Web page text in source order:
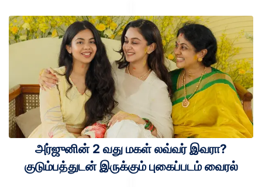
அர்ஜுனின் 2 வது மகள் லவ்வர் இவரா?
குடும்பத்துடன் இருக்கும் புகைப்படம் வைரல்